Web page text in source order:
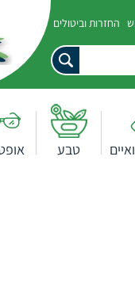
החזרות וביטולים
טבע